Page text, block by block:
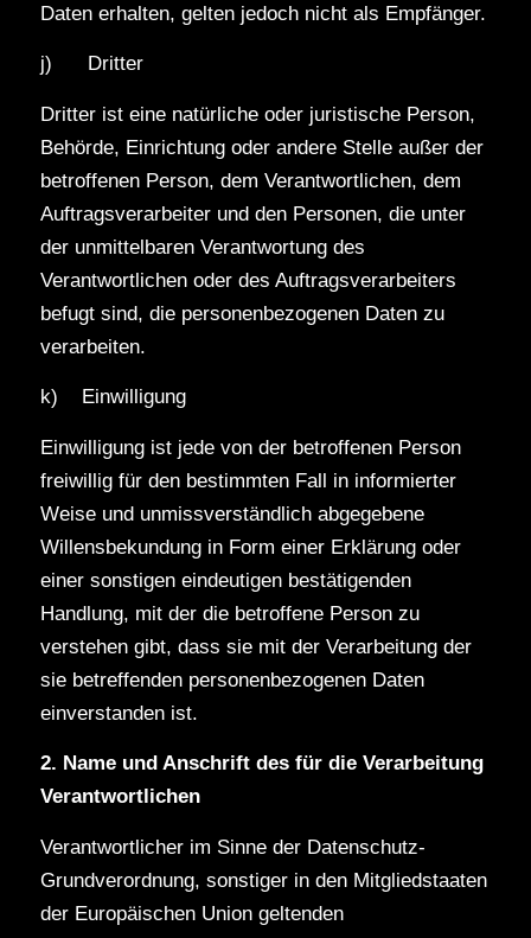
Daten erhalten, gelten jedoch nicht als Empfänger.
j) Dritter
Dritter ist eine natürliche oder juristische Person,
Behörde, Einrichtung oder andere Stelle außer der
betroffenen Person, dem Verantwortlichen, dem
Auftragsverarbeiter und den Personen, die unter
der unmittelbaren Verantwortung des
Verantwortlichen oder des Auftragsverarbeiters
befugt sind, die personenbezogenen Daten zu
verarbeiten.
k) Einwilligung
Einwilligung ist jede von der betroffenen Person
freiwillig für den bestimmten Fall in informierter
Weise und unmissverständlich abgegebene
Willensbekundung in Form einer Erklärung oder
einer sonstigen eindeutigen bestätigenden
Handlung, mit der die betroffene Person zu
verstehen gibt, dass sie mit der Verarbeitung der
sie betreffenden personenbezogenen Daten
einverstanden ist.
2. Name und Anschrift des für die Verarbeitung
Verantwortlichen
Verantwortlicher im Sinne der Datenschutz-
Grundverordnung, sonstiger in den Mitgliedstaaten
der Europäischen Union geltenden